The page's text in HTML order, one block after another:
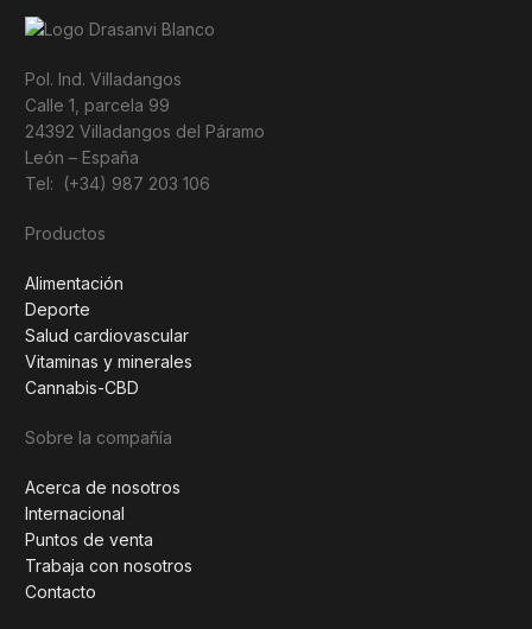
Pol. Ind. Villadangos
Calle 1, parcela 99
24392 Villadangos del Páramo
León – España
Tel: (+34) 987 203 106
Productos
Alimentación
Deporte
Salud cardiovascular
Vitaminas y minerales
Cannabis-CBD
Sobre la compañía
Acerca de nosotros
Internacional
Puntos de venta
Trabaja con nosotros
Contacto